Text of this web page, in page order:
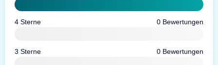
4 Sterne 0 Bewertungen
3 Sterne 0 Bewertungen